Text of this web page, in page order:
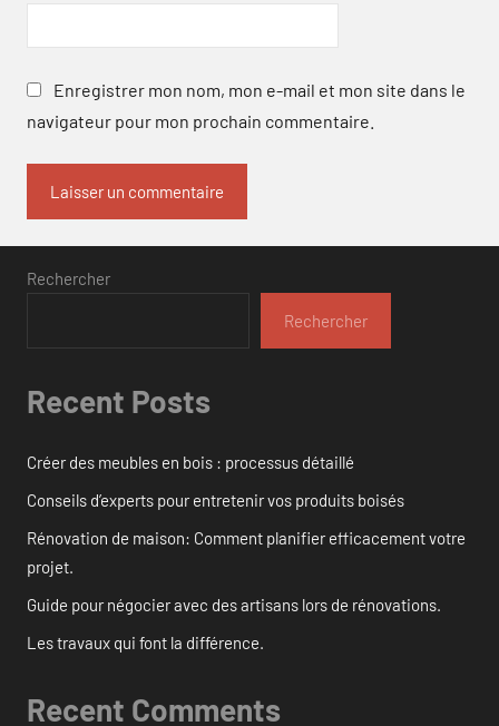
Enregistrer mon nom, mon e-mail et mon site dans le
navigateur pour mon prochain commentaire.
Rechercher
Rechercher
Recent Posts
Créer des meubles en bois : processus détaillé
Conseils d’experts pour entretenir vos produits boisés
Rénovation de maison: Comment planifier efficacement votre
projet.
Guide pour négocier avec des artisans lors de rénovations.
Les travaux qui font la différence.
Recent Comments